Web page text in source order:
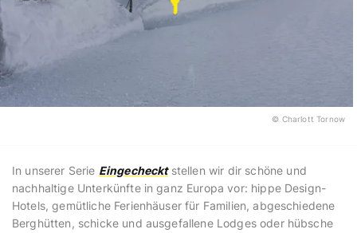
© Charlott Tornow
In unserer Serie Eingechecktstellen wir dir schöne und
nachhaltige Unterkünfte in ganz Europa vor: hippe Design-
Hotels, gemütliche Ferienhäuser für Familien, abgeschiedene
Berghütten, schicke und ausgefallene Lodges oder hübsche